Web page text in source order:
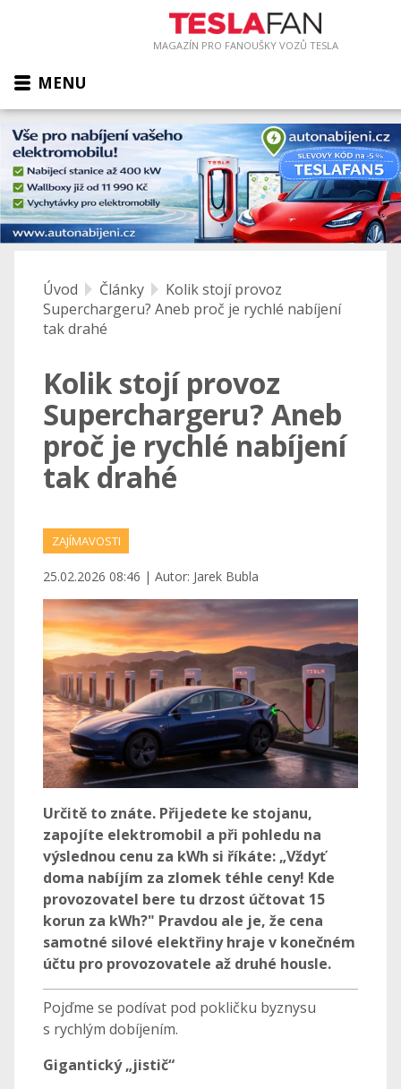
MAGAZÍN PRO FANOUŠKY VOZŮ TESLA
MENU
Úvod Články
Kolik stojí provoz
Superchargeru? Aneb proč je rychlé nabíjení
tak drahé
Kolik stojí provoz
Superchargeru? Aneb
proč je rychlé nabíjení
tak drahé
ZAJÍMAVOSTI
25.02.2026 08:46 | Autor: Jarek Bubla
Určitě to znáte. Přijedete ke stojanu,
zapojíte elektromobil a při pohledu na
výslednou cenu za kWh si říkáte: „Vždyť
doma nabíjím za zlomek téhle ceny! Kde
provozovatel bere tu drzost účtovat 15
korun za kWh?" Pravdou ale je, že cena
samotné silové elektřiny hraje v konečném
účtu pro provozovatele až druhé housle.
Pojďme se podívat pod pokličku byznysu
s rychlým dobíjením.
Gigantický „jistič“